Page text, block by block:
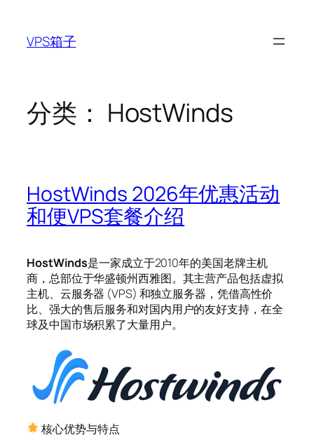
VPS箱子
分类： HostWinds
HostWinds 2026年优惠活动
和便VPS套餐介绍
HostWinds是一家成立于2010年的美国老牌主机
商，总部位于华盛顿州西雅图。其主营产品包括虚拟
主机、云服务器 (VPS) 和独立服务器，凭借高性价
比、强大的售后服务和对国内用户的友好支持，在全
球及中国市场积累了大量用户。
核心优势与特点